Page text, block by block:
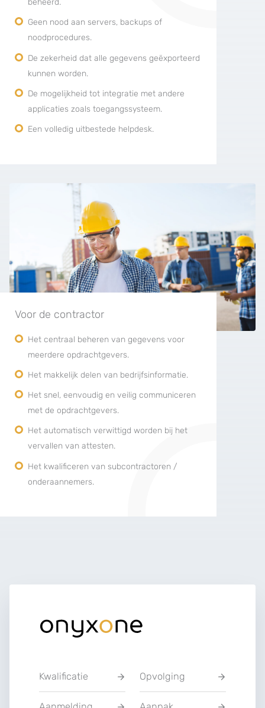
beheerd.
Geen nood aan servers, backups of
noodprocedures.
De zekerheid dat alle gegevens geëxporteerd
kunnen worden.
De mogelijkheid tot integratie met andere
applicaties zoals toegangssysteem.
Een volledig uitbestede helpdesk.
Voor de contractor
Het centraal beheren van gegevens voor
meerdere opdrachtgevers.
Het makkelijk delen van bedrijfsinformatie.
Het snel, eenvoudig en veilig communiceren
met de opdrachtgevers.
Het automatisch verwittigd worden bij het
vervallen van attesten.
Het kwalificeren van subcontractoren /
onderaannemers.
Kwalificatie Opvolging